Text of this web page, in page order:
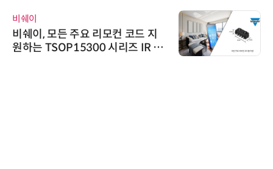
비쉐이
비쉐이, 모든 주요 리모컨 코드 지
원하는 TSOP15300 시리즈 IR 수